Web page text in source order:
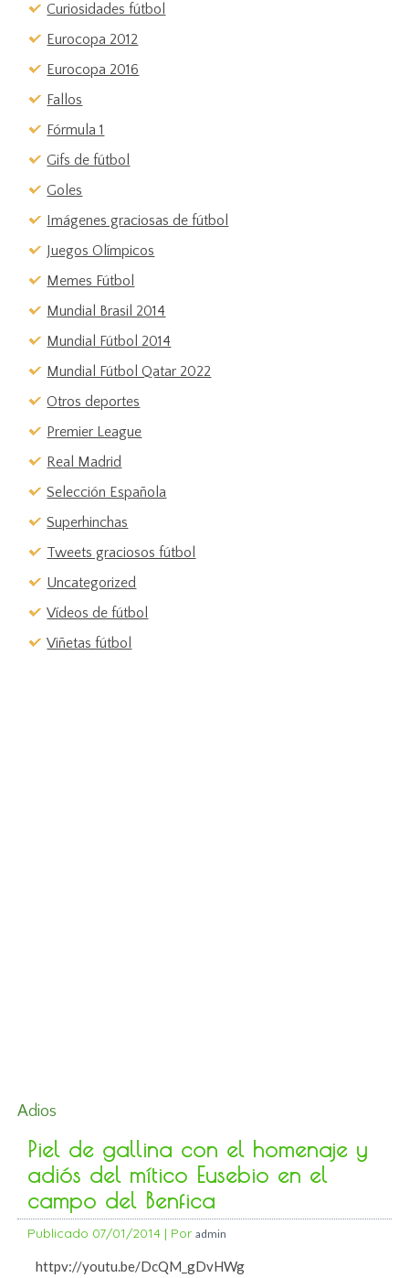
Curiosidades fútbol
Eurocopa 2012
Eurocopa 2016
Fallos
Fórmula 1
Gifs de fútbol
Goles
Imágenes graciosas de fútbol
Juegos Olímpicos
Memes Fútbol
Mundial Brasil 2014
Mundial Fútbol 2014
Mundial Fútbol Qatar 2022
Otros deportes
Premier League
Real Madrid
Selección Española
Superhinchas
Tweets graciosos fútbol
Uncategorized
Vídeos de fútbol
Viñetas fútbol
Adios
Piel de gallina con el homenaje y
adiós del mítico Eusebio en el
campo del Benfica
Publicado 07/01/2014 | Por admin
httpv://youtu.be/DcQM_gDvHWg